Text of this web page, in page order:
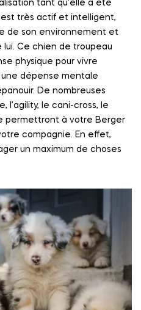
tant qu’elle a été
est très actif et intelligent,
de son environnement et
lui. Ce chien de troupeau
physique pour vivre
une dépense mentale
De nombreuses
l’agility, le cani-cross, le
permettront à votre Berger
compagnie. En effet,
un maximum de choses